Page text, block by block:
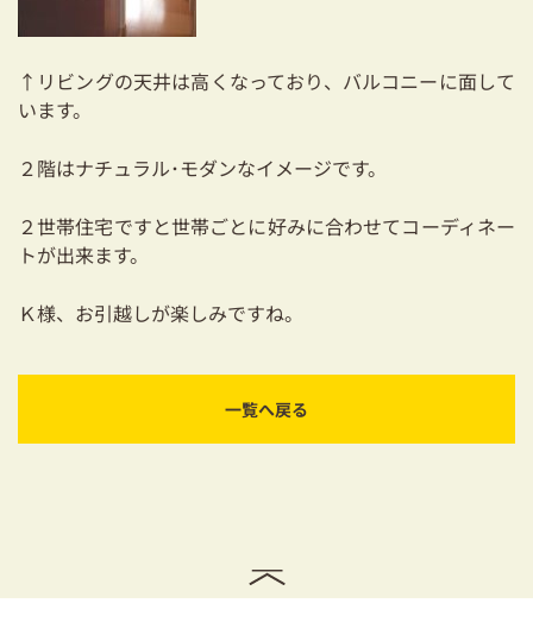
↑リビングの天井は高くなっており、バルコニーに面して
います。
２階はナチュラル･モダンなイメージです。
２世帯住宅ですと世帯ごとに好みに合わせてコーディネー
トが出来ます。
Ｋ様、お引越しが楽しみですね。
一覧へ戻る